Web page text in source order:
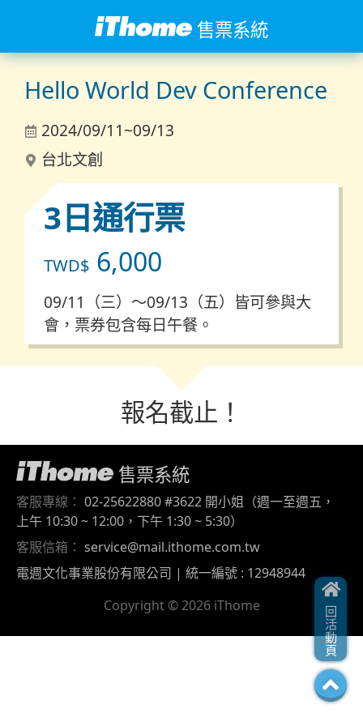
售票系統
Hello World Dev Conference
2024/09/11~09/13
台北文創
3日通行票
TWD$ 6,000
09/11（三）～09/13（五）皆可參與大
會，票券包含每日午餐。
報名截止！
回活動頁
售票系統
客服專線： 02-25622880 #3622 開小姐（週一至週五，
上午 10:30 ~ 12:00，下午 1:30 ~ 5:30）
客服信箱： service@mail.ithome.com.tw
電週文化事業股份有限公司 | 統一編號 : 12948944
Copyright © 2026 iThome